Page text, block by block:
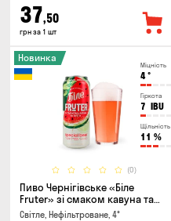
37,50
грн за 1 шт
Міцність
4°
Гіркота
7 IBU
Щільність
11 %
(0)
Новинка
Пиво Чернігівське «Біле
Fruter» зі смаком кавуна та
м'яти 0.5л
Світле, Нефільтроване, 4°